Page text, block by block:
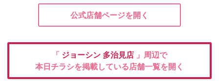
公式店舗ページを開く
「 ジョーシン 多治見店 」周辺で
本日チラシを掲載している店舗一覧を開く